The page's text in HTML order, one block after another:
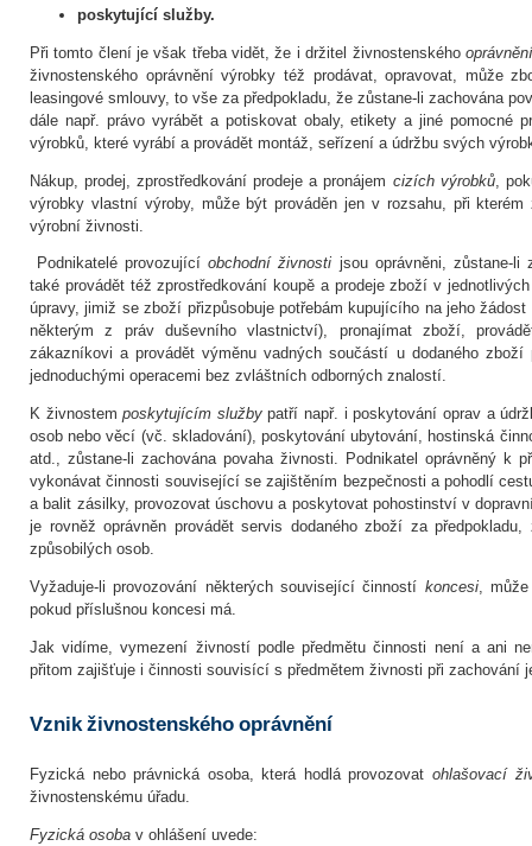
poskytující služby.
Při tomto člení je však třeba vidět, že i držitel živnostenského
živnostenského oprávnění výrobky též prodávat, opravovat, může
leasingové smlouvy, to vše za předpokladu, že zůstane-li zachována
dále např. právo vyrábět a potiskovat obaly, etikety a jiné pomocné
výrobků, které vyrábí a provádět montáž, seřízení a údržbu svých
Nákup, prodej, zprostředkování prodeje a pronájem cizích výrobků,
výrobky vlastní výroby, může být prováděn jen v rozsahu, při kterém
výrobní živnosti.
Podnikatelé provozujícíobchodní živnosti jsou oprávněni, zůstane-li
také provádět též zprostředkování koupě a prodeje zboží v
úpravy, jimiž se zboží přizpůsobuje potřebám kupujícího na jeho
některým z práv duševního vlastnictví), pronajímat zboží,
zákazníkovi a provádět výměnu vadných součástí u dodaného zboží
jednoduchými operacemi bez zvláštních odborných znalostí.
K živnostemposkytujícím službypatří např. i poskytování oprav a
osob nebo věcí (vč. skladování), poskytování ubytování, hostinská
atd., zůstane-li zachována povaha živnosti. Podnikatel oprávněný k
vykonávat činnosti související se zajištěním bezpečnosti a pohodlí
a balit zásilky, provozovat úschovu a poskytovat pohostinství v
je rovněž oprávněn provádět servis dodaného zboží za
způsobilých osob.
Vyžaduje-li provozování některých související činností koncesi, může
pokud příslušnou koncesi má.
Jak vidíme, vymezení živností podle předmětu činnosti není a ani
přitom zajišťuje i činnosti souvisící s předmětem živnosti při zachování
Vznik živnostenského oprávnění
Fyzická nebo právnická osoba, která hodlá provozovatohlašovací
živnostenskému úřadu.
Fyzická osoba v ohlášení uvede: